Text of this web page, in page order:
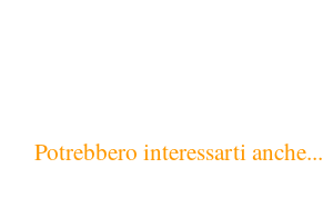
Potrebbero interessarti anche...